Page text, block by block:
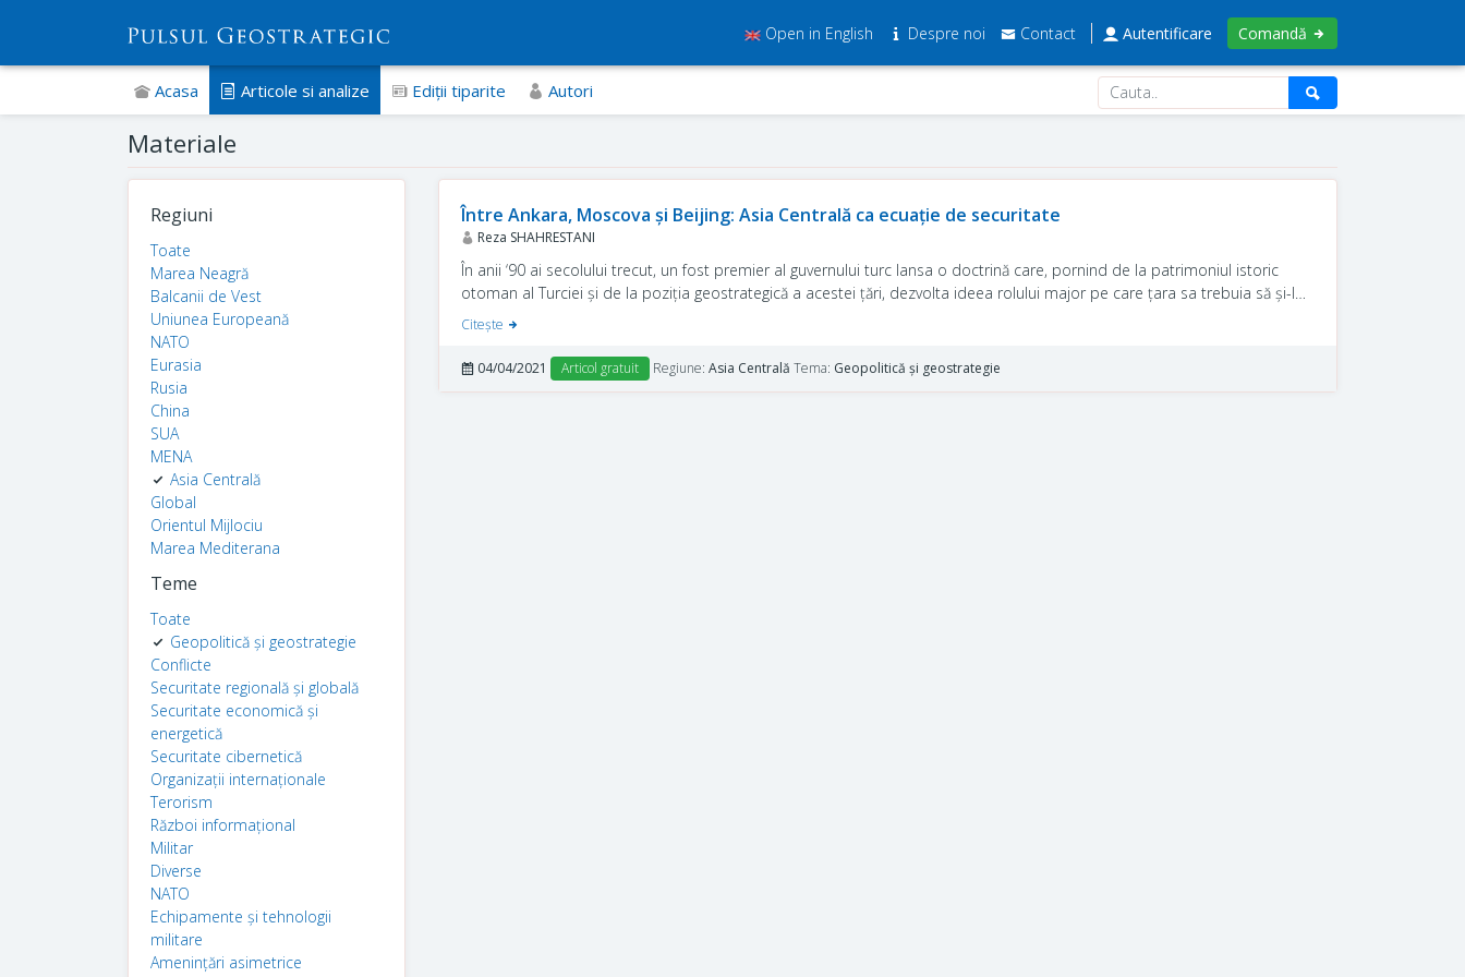
Open in English Despre noi Contact Autentificare Comandă
Acasa Articole si analize Ediţii tiparite Autori
Materiale
Regiuni
Toate
Marea Neagră
Balcanii de Vest
Uniunea Europeană
NATO
Eurasia
Rusia
China
SUA
MENA
Asia Centrală
Global
Orientul Mijlociu
Marea Mediterana
Teme
Toate
Geopolitică și geostrategie
Conflicte
Securitate regională și globală
Securitate economică și
energetică
Securitate cibernetică
Organizații internaționale
Terorism
Război informațional
Militar
Diverse
NATO
Echipamente și tehnologii
militare
Amenințări asimetrice
Între Ankara, Moscova și Beijing: Asia Centrală ca ecuație de securitate
Reza SHAHRESTANI
În anii ‘90 ai secolului trecut, un fost premier al guvernului turc lansa o doctrină care, pornind de la patrimoniul istoric
otoman al Turciei și de la poziția geostrategică a acestei țări, dezvolta ideea rolului major pe care țara sa trebuia să și-l
asigure, concentric, în vecinătatea proximă arabo-islamică și, în final, pe eșichierul european și global.
Pentru Vladimir Putin, impetuoasa infiltrare turcească în „grădina din spate” și „spațiu de vocație rusă” constituie o
intruziune inacceptabilă.
Citeşte
04/04/2021 Articol gratuit Regiune: Asia Centrală Tema: Geopolitică și geostrategie